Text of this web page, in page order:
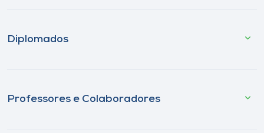
Diplomados
Professores e Colaboradores